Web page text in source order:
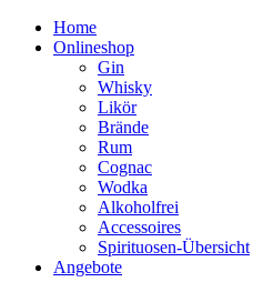
Home
Onlineshop
Gin
Whisky
Likör
Brände
Rum
Cognac
Wodka
Alkoholfrei
Accessoires
Spirituosen-Übersicht
Angebote